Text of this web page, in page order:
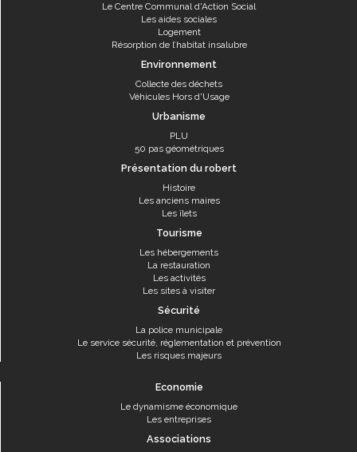
Le Centre Communal d'Action Social
Les aides sociales
Logement
Résorption de l’habitat insalubre
Environnement
Collecte des déchets
Véhicules Hors d'Usage
Urbanisme
PLU
50 pas géométriques
Présentation du robert
Histoire
Les anciens maires
Les îlets
Tourisme
Les hébergements
La restauration
Les activités
Les sites à visiter
Sécurité
La police municipale
Le service sécurité, réglementation et prévention
Les risques majeurs
Economie
Le dynamisme économique
Les entreprises
Associations